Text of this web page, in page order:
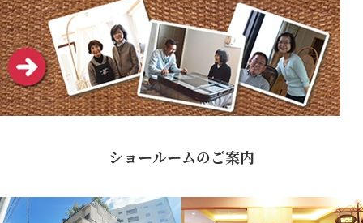
ショールームのご案内